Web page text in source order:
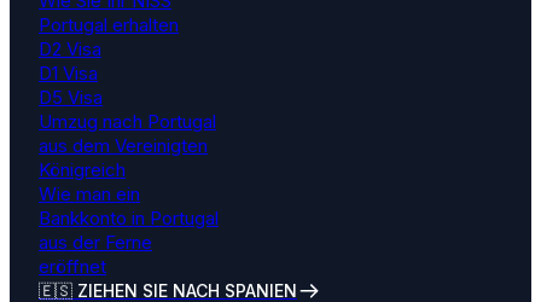
Portugal erhalten
D2 Visa
D1 Visa
D5 Visa
Umzug nach Portugal
aus dem Vereinigten
Königreich
Wie man ein
Bankkonto in Portugal
aus der Ferne
eröffnet
🇪🇸 ZIEHEN SIE NACH SPANIEN